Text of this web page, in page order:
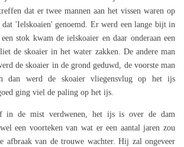
dat er twee mannen aan het vissen waren op
'Ielskoaien' genoemd. Er werd een lange bijt in
stok kwam de ielskoaier en daar onderaan een
de skoaier in het water zakken. De andere man
de skoaier in de grond geduwd, de voorste man
dan werd de skoaier vliegensvlug op het ijs
ging viel de paling op het ijs.
in de mist verdwenen, het ijs is over de dam
een voorteken van wat er een aantal jaren zou
afbraak van de trouwe wachter. Hij zal ongeveer